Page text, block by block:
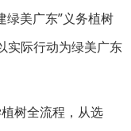
绿美广东”义务植树
实际行动为绿美广东
树全流程，从选